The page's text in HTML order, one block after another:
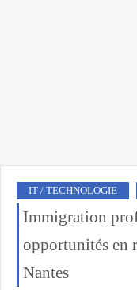
IT / TECHNOLOGIE
Immigration
opportunités en
Nantes